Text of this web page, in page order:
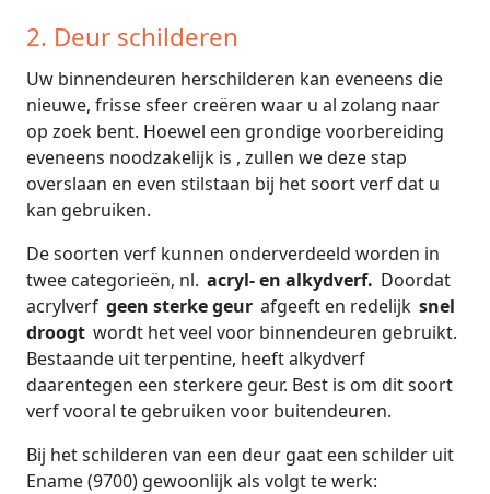
2. Deur schilderen
Uw binnendeuren herschilderen kan eveneens die
nieuwe, frisse sfeer creëren waar u al zolang naar
op zoek bent. Hoewel een grondige voorbereiding
eveneens noodzakelijk is , zullen we deze stap
overslaan en even stilstaan bij het soort verf dat u
kan gebruiken.
De soorten verf kunnen onderverdeeld worden in
twee categorieën, nl. acryl- en alkydverf. Doordat
acrylverf geen sterke geur afgeeft en redelijk snel
droogt wordt het veel voor binnendeuren gebruikt.
Bestaande uit terpentine, heeft alkydverf
daarentegen een sterkere geur. Best is om dit soort
verf vooral te gebruiken voor buitendeuren.
Bij het schilderen van een deur gaat een schilder uit
Ename (9700) gewoonlijk als volgt te werk: